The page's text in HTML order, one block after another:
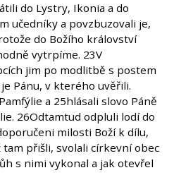
do Lystry, Ikonia a do
učedníky a povzbuzovali je,
do Božího království
vytrpíme. 23V
jim po modlitbě s postem
Pánu, v kterého uvěřili.
a 25hlásali slovo Páně
26Odtamtud odpluli lodí do
milosti Boží k dílu,
přišli, svolali církevní obec
s nimi vykonal a jak otevřel